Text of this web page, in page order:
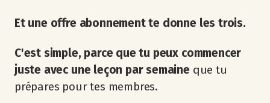
Et une offre abonnement te donne les trois.
C'est simple, parce que tu peux commencer
juste avec une leçon par semaine que tu
prépares pour tes membres.